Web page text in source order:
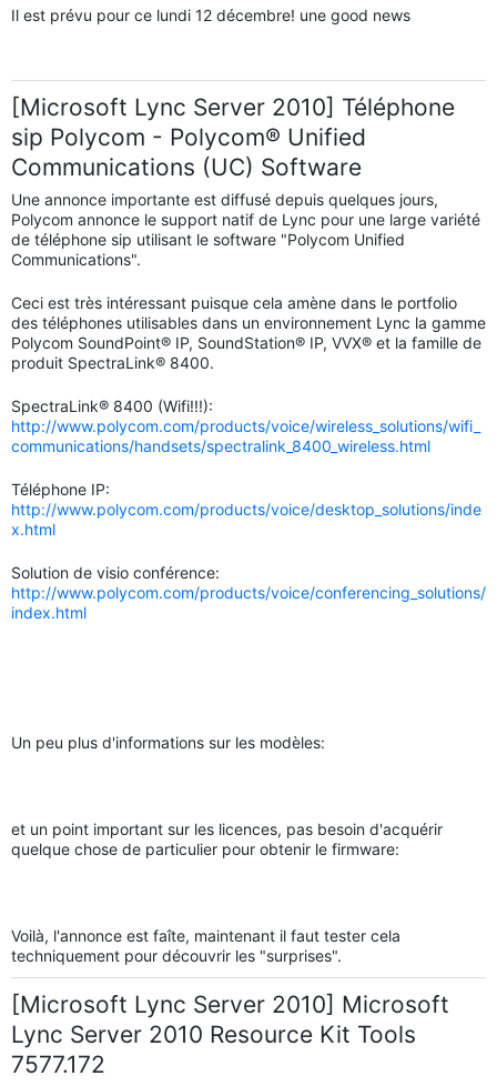
Il est prévu pour ce lundi 12 décembre! une good news
[Microsoft Lync Server 2010] Téléphone
sip Polycom - Polycom® Unified
Communications (UC) Software
Une annonce importante est diffusé depuis quelques jours,
Polycom annonce le support natif de Lync pour une large variété
de téléphone sip utilisant le software "Polycom Unified
Communications".
Ceci est très intéressant puisque cela amène dans le portfolio
des téléphones utilisables dans un environnement Lync la gamme
Polycom SoundPoint® IP, SoundStation® IP, VVX® et la famille de
produit SpectraLink® 8400.
SpectraLink® 8400 (Wifi!!!):
http://www.polycom.com/products/voice/wireless_solutions/wifi_
communications/handsets/spectralink_8400_wireless.html
Téléphone IP:
http://www.polycom.com/products/voice/desktop_solutions/inde
x.html
Solution de visio conférence:
http://www.polycom.com/products/voice/conferencing_solutions/
index.html
Un peu plus d'informations sur les modèles:
et un point important sur les licences, pas besoin d'acquérir
quelque chose de particulier pour obtenir le firmware:
Voilà, l'annonce est faîte, maintenant il faut tester cela
techniquement pour découvrir les "surprises".
[Microsoft Lync Server 2010] Microsoft
Lync Server 2010 Resource Kit Tools
7577.172